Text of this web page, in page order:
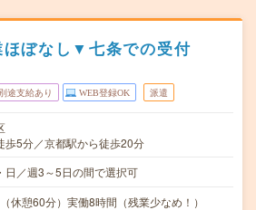
ぼなし▼七条での受付
途支給あり WEB登録OK 派遣
歩5分／京都駅から徒歩20分
日／週3～5日の間で選択可
休憩60分）実働8時間（残業少なめ！）